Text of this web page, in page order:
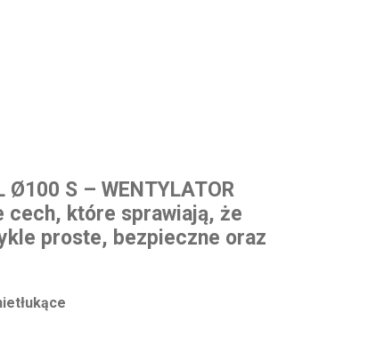
Ø100 S – WENTYLATOR
cech, które sprawiają, że
proste, bezpieczne oraz